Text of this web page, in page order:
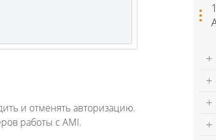
и отменять авторизацию.
работы с AMI.